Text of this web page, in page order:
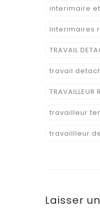
interimaire
Interimaires
TRAVAIL
travail
TRAVAILLEUR
travailleur
travaillleur
Laisser